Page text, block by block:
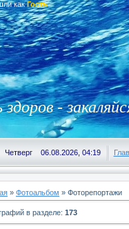
как Гость
-
Четверг 06.08.2026, 04:19
» Фотоальбом » Фоторепортажи
в разделе: 173